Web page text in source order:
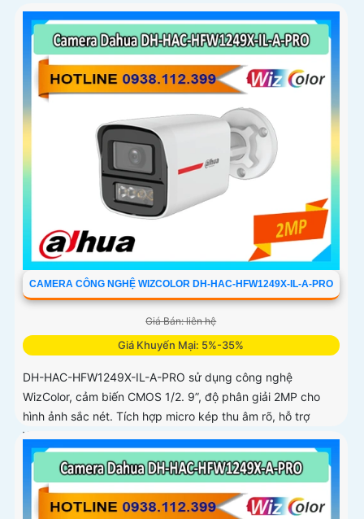
sắc đẹp và chân thực
CAMERA CÔNG NGHỆ WIZCOLOR DH-HAC-HFW1249X-IL-A-PRO
Giá Bán: liên hệ
Giá Khuyến Mại: 5%-35%
DH-HAC-HFW1249X-IL-A-PRO sử dụng công nghệ
WizColor, cảm biến CMOS 1/2. 9”, độ phân giải 2MP cho
hình ảnh sắc nét. Tích hợp micro kép thu âm rõ, hỗ trợ
WDR, 3DNR, HLC, BLC